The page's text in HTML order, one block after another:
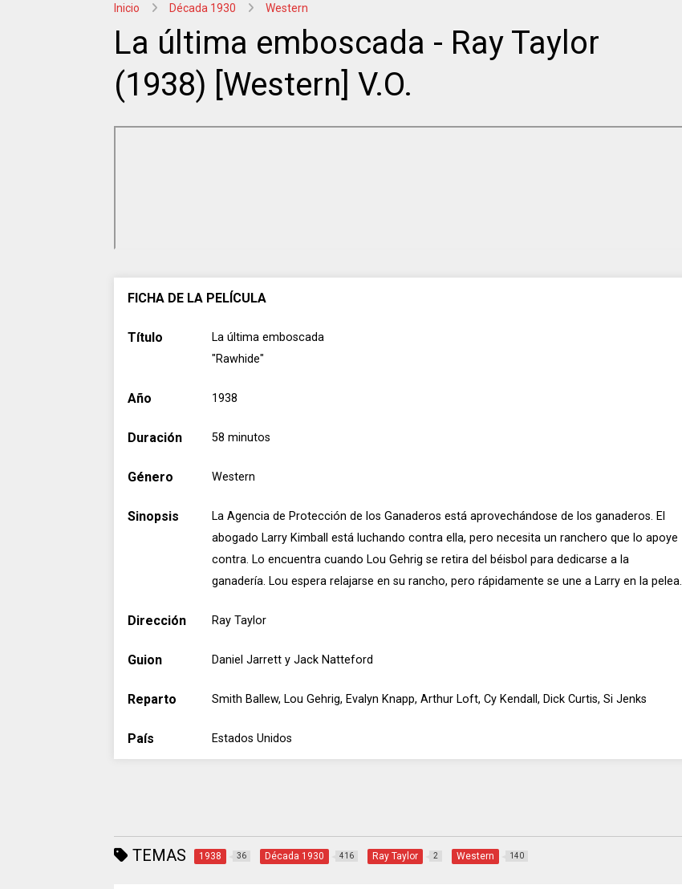
Inicio Década 1930 Western
La última emboscada - Ray Taylor
(1938) [Western] V.O.
FICHA DE LA PELÍCULA
Título
La última emboscada
"Rawhide"
Año 1938
Duración 58 minutos
Género Western
Sinopsis
La Agencia de Protección de los Ganaderos está aprovechándose de los ganaderos. El
abogado Larry Kimball está luchando contra ella, pero necesita un ranchero que lo apoye
contra. Lo encuentra cuando Lou Gehrig se retira del béisbol para dedicarse a la
ganadería. Lou espera relajarse en su rancho, pero rápidamente se une a Larry en la pelea.
Dirección Ray Taylor
Guion Daniel Jarrett y Jack Natteford
Reparto Smith Ballew, Lou Gehrig, Evalyn Knapp, Arthur Loft, Cy Kendall, Dick Curtis, Si Jenks
País Estados Unidos
TEMAS 1938 36 Década 1930 416 Ray Taylor 2 Western 140